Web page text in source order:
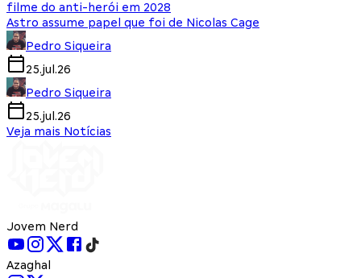
filme do anti-herói em 2028
Astro assume papel que foi de Nicolas Cage
Pedro Siqueira
25.jul.26
Pedro Siqueira
25.jul.26
Veja mais Notícias
Jovem Nerd
Azaghal